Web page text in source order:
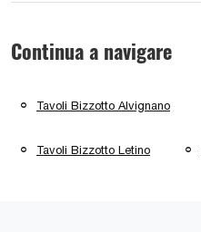
Continua a navigare
Tavoli Bizzotto Alvignano
Tavoli Bizzotto Letino